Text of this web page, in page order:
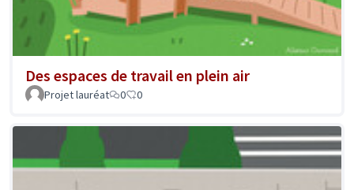
Des espaces de travail en plein air
Projet lauréat 0 0